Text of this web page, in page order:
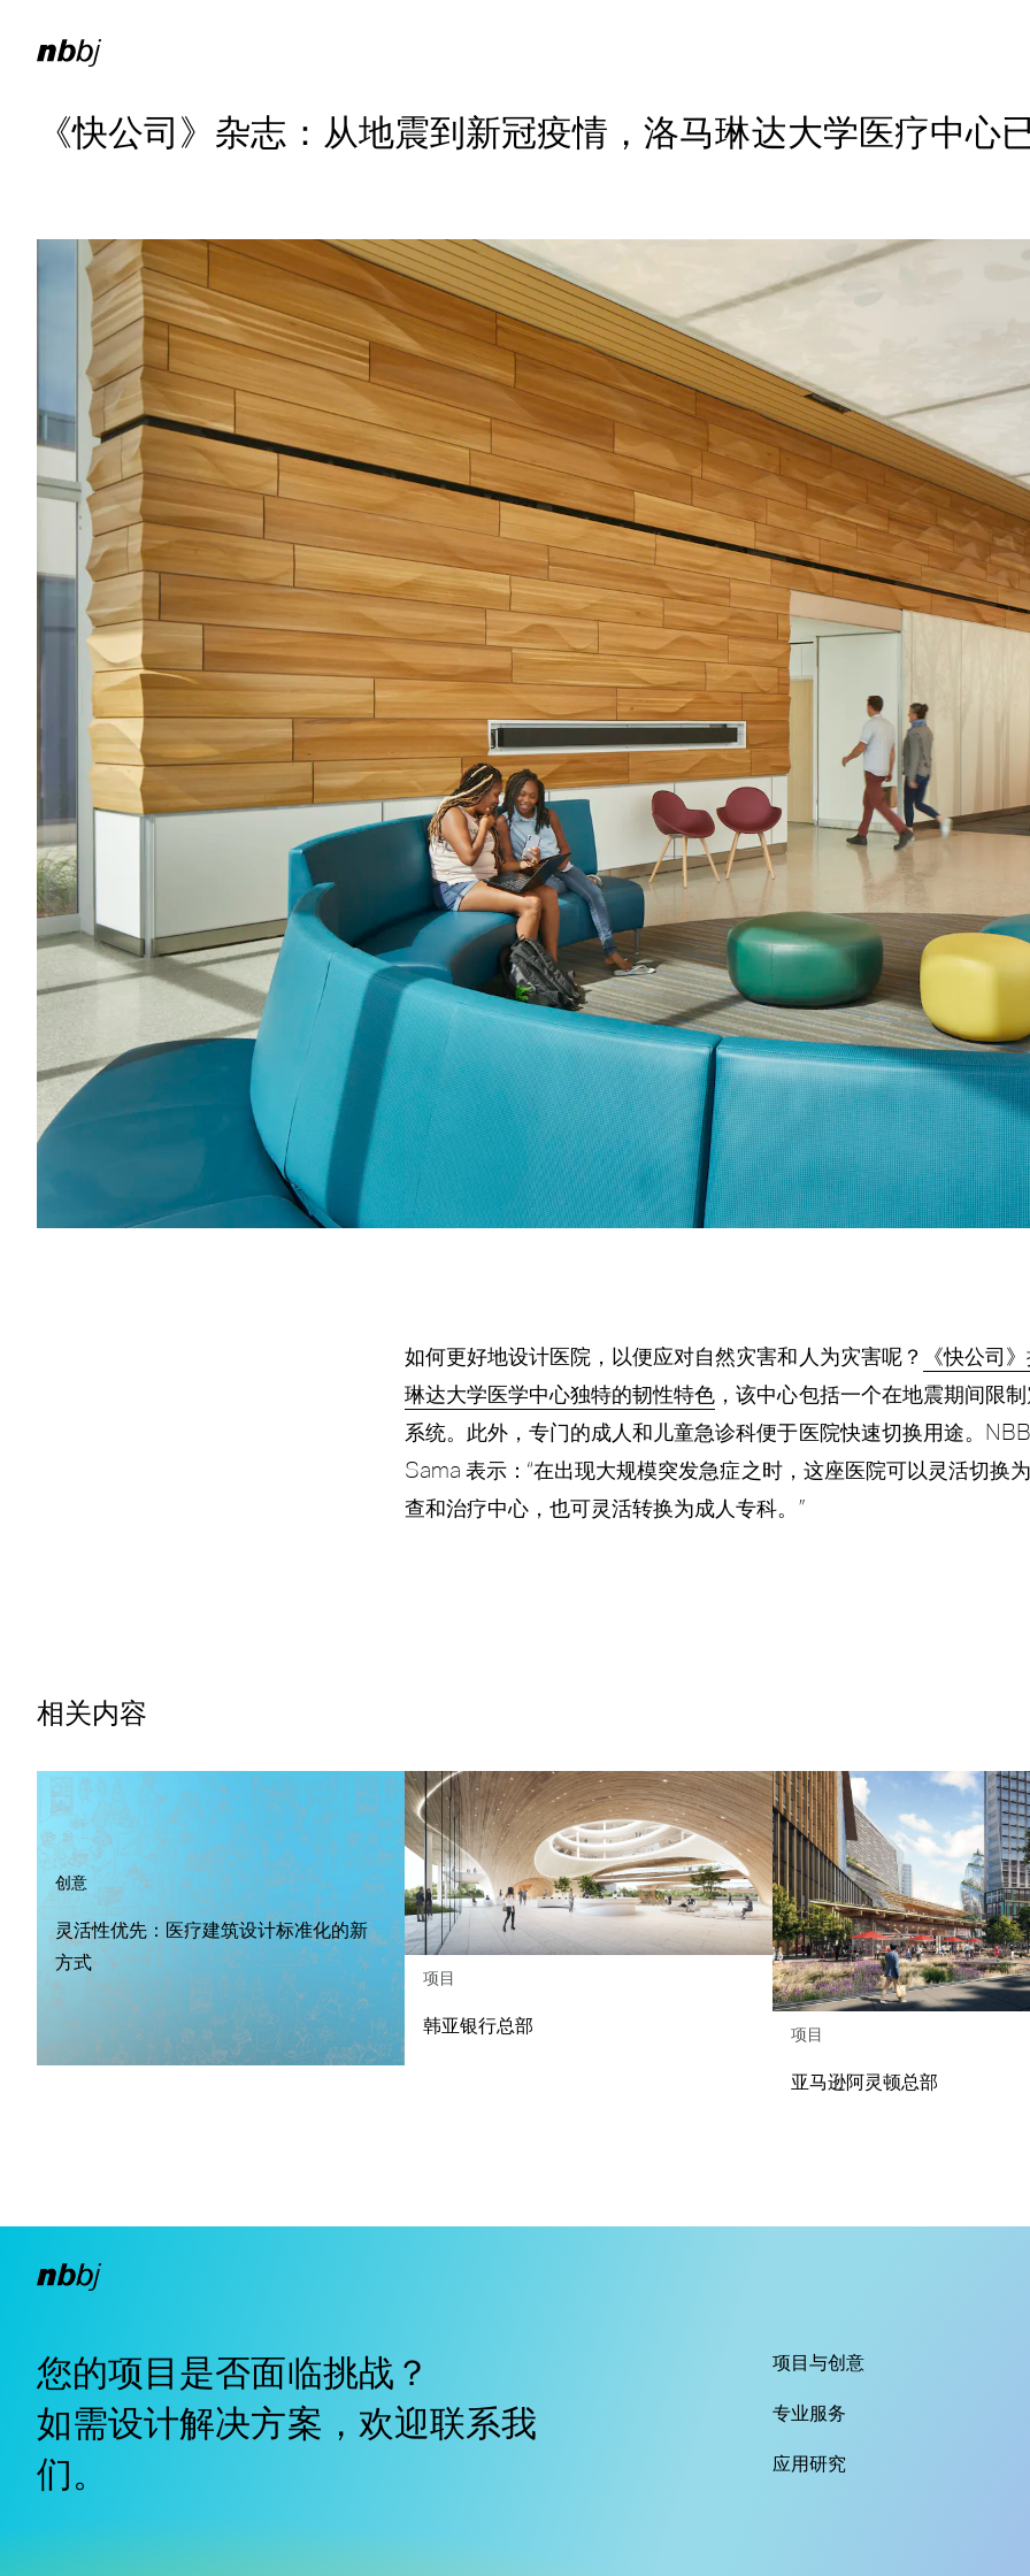
《快公司》杂志：从地震到新冠疫情，洛马琳达大学医疗中心
如何更好地设计医院，以便应对自然灾害和人为灾害呢？ 《快公司
琳达大学医学中心独特的韧性特色 ，该中心包括一个在地震期间限
系统。此外，专门的成人和儿童急诊科便于医院快速切换用途。
Sama 表示：“在出现大规模突发急症之时，这座医院可以灵活切换
查和治疗中心，也可灵活转换为成人专科。”
相关内容
创意
灵活性优先：医疗建筑设计标准化的新
方式
项目
韩亚银行总部 项目
亚马逊阿灵顿总部
您的项目是否面临挑战？
如需设计解决方案，欢迎联系我
们。
项目与创意
专业服务
应用研究